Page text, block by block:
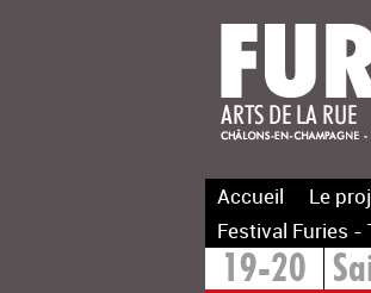
Accueil Le
Festival Furies -
19-20